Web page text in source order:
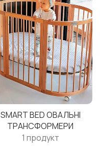
SMART BED ОВАЛЬНІ
ТРАНСФОРМЕРИ
1 продукт